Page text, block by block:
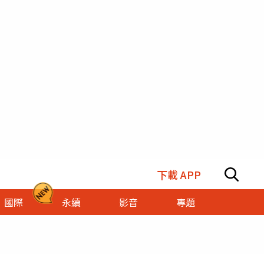
下載 APP
國際 永續 影音 專題